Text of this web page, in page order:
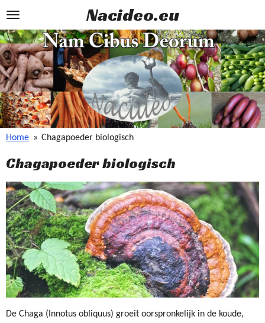
Ga
naar
de
hoofdinhoud
Nacideo.eu
Home » Chagapoeder biologisch
Chagapoeder biologisch
De Chaga (Innotus obliquus) groeit oorspronkelijk in de koude,